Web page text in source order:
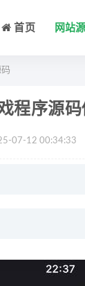
首页 网站
程序源
07-12 00:34:33